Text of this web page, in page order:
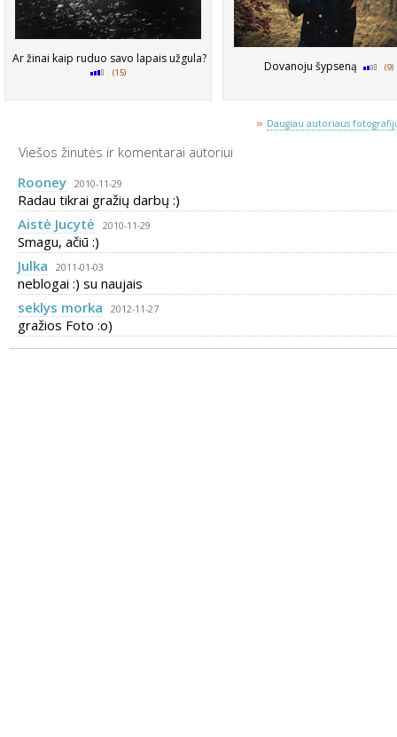
Ar žinai kaip ruduo savo lapais užgula?
(15) Dovanoju šypseną (9)
» Daugiau autoriaus
Viešos žinutės ir komentarai autoriui
Rooney 2010-11-29
Radau tikrai gražių darbų :)
Aistė Jucytė
2010-11-29
Smagu, ačiū :)
Julka
2011-01-03
neblogai :) su naujais
seklys morka
2012-11-27
gražios Foto :o)